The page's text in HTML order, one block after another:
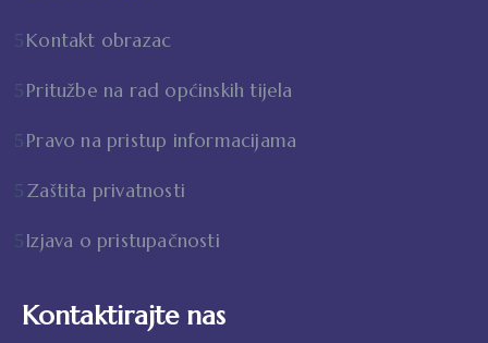
Kontakt obrazac
Pritužbe na rad općinskih tijela
Pravo na pristup informacijama
Zaštita privatnosti
Izjava o pristupačnosti
Kontaktirajte nas